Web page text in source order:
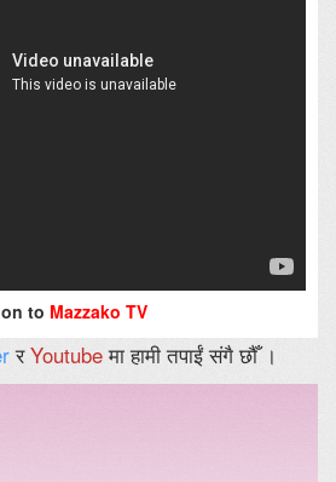
to Mazzako TV
रYoutubeमा हामी तपाईं संगै छौँ ।